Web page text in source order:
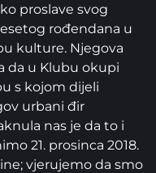
proslave svog
rođendana u
kulture. Njegova
da u Klubu okupi
s kojom dijeli
urbani đir
nas je da to i
21. prosinca 2018.
vjerujemo da smo